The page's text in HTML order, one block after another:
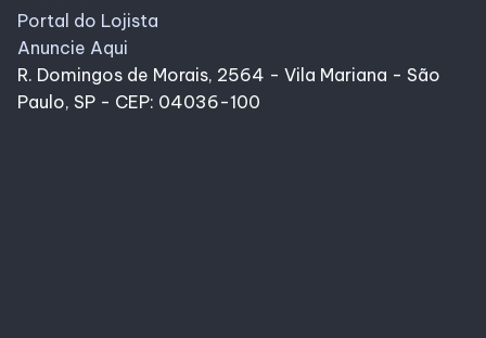
Portal do Lojista
Anuncie Aqui
R. Domingos de Morais, 2564 - Vila Mariana - São
Paulo, SP - CEP: 04036-100